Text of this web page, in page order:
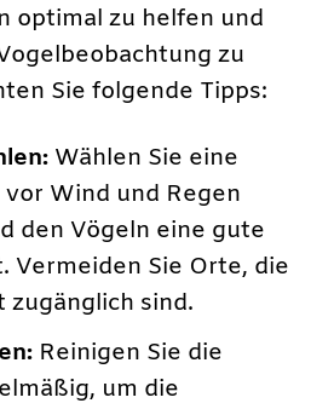
optimal zu helfen und
zu
Sie folgende Tipps:
Wählen Sie eine
Wind und Regen
den Vögeln eine gute
Vermeiden Sie Orte, die
sind.
Reinigen Sie die
um die